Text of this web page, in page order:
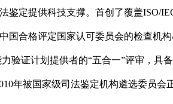
鉴定提供科技支撑。首创了覆盖ISO/
国合格评定国家认可委员会的检查机
验证计划提供者的“五合一”评审，具
年被国家级司法鉴定机构遴选委员